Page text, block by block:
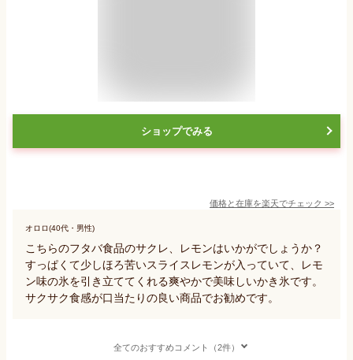
ショップでみる
価格と在庫を楽天でチェック >>
オロロ(40代・男性)
こちらのフタバ食品のサクレ、レモンはいかがでしょうか？
すっぱくて少しほろ苦いスライスレモンが入っていて、レモ
ン味の氷を引き立ててくれる爽やかで美味しいかき氷です。
サクサク食感が口当たりの良い商品でお勧めです。
全てのおすすめコメント（2件）